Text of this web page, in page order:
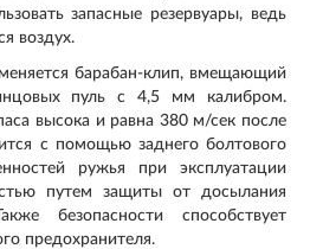
запасные резервуары, ведь
воздух.
барабан-клип, вмещающий
пуль с 4,5 мм калибром.
высока и равна 380 м/сек после
с помощью заднего болтового
ружья при эксплуатации
путем защиты от досылания
безопасности способствует
предохранителя.